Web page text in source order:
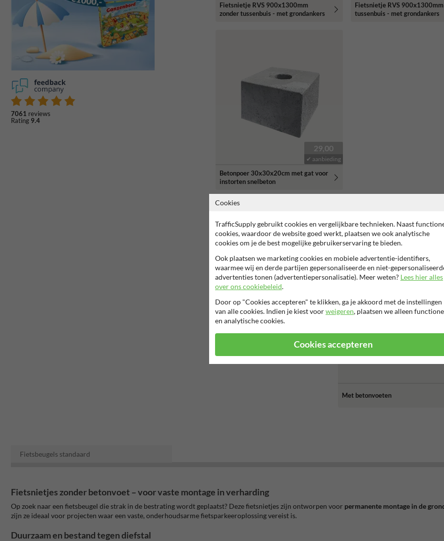
7061 reviews
Rating 9.4
Fietsnietje RVS 900x1300mm
zonder tussenbuis - met grondankers
Fietsnietje RVS
tussenbuis - met grondankers
29,00
✔ aanbieding
Betonpoer 30x30x20cm met gat voor
instorten snelbeton
Met betonvoeten
Fietsbeugels standaard
Fietsnietjes zonder betonvoet – voor vaste montage in verharding
Op zoek naar een fietsbeugel die strak in de bestrating wordt geplaatst? Deze fietsnietjes zijn ontworpen voor permanente montage in de
zijn ze ideaal voor projecten waar een vaste, onderhoudsarme fietsparkeeroplossing vereist is.
Duurzaam en bestand tegen diefstal
Cookies
TrafficSupply gebruikt cookies en vergelijkbare technieken. Naast
cookies, waardoor de website goed werkt, plaatsen we ook analytische
cookies om je de best mogelijke gebruikerservaring te bieden.
Ook plaatsen we marketing cookies en mobiele advertentie-identifiers,
waarmee wij en derde partijen gepersonaliseerde en niet-
advertenties tonen (advertentiepersonalisatie). Meer weten? Lees hier alles
over ons cookiebeleid.
Door op "Cookies accepteren" te klikken, ga je akkoord met de instellingen
van alle cookies. Indien je kiest voorweigeren, plaatsen we alleen
en analytische cookies.
Cookies accepteren